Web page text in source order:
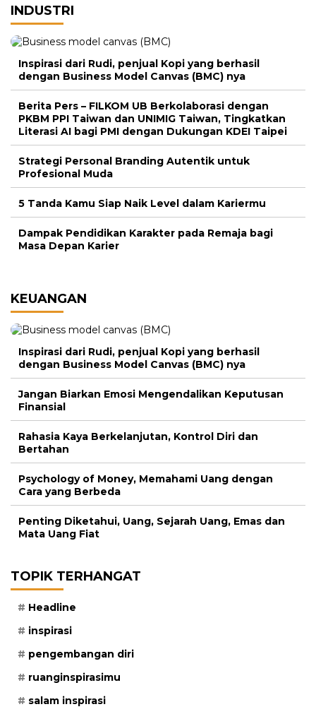
INDUSTRI
Inspirasi dari Rudi, penjual Kopi yang berhasil
dengan Business Model Canvas (BMC) nya
Berita Pers – FILKOM UB Berkolaborasi dengan
PKBM PPI Taiwan dan UNIMIG Taiwan, Tingkatkan
Literasi AI bagi PMI dengan Dukungan KDEI Taipei
Strategi Personal Branding Autentik untuk
Profesional Muda
5 Tanda Kamu Siap Naik Level dalam Kariermu
Dampak Pendidikan Karakter pada Remaja bagi
Masa Depan Karier
KEUANGAN
Inspirasi dari Rudi, penjual Kopi yang berhasil
dengan Business Model Canvas (BMC) nya
Jangan Biarkan Emosi Mengendalikan Keputusan
Finansial
Rahasia Kaya Berkelanjutan, Kontrol Diri dan
Bertahan
Psychology of Money, Memahami Uang dengan
Cara yang Berbeda
Penting Diketahui, Uang, Sejarah Uang, Emas dan
Mata Uang Fiat
TOPIK TERHANGAT
Headline
inspirasi
pengembangan diri
ruanginspirasimu
salam inspirasi